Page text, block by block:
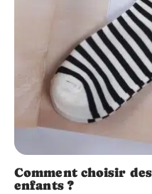
Comment choisir
enfants ?